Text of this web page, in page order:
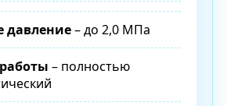
давление– до 2,0 МПа
– полностью